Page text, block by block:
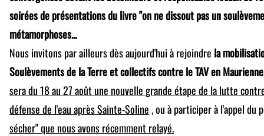
soirées de présentations du livre "on ne dissout pas un
métamorphoses...
Nous invitons par ailleurs dès aujourd'hui à rejoindre la
Soulèvements de la Terre et collectifs contre le TAV en
sera du 18 au 27 août une nouvelle grande étape de la lutte
défense de l'eau après Sainte-Soline, ou à participer à l'appel du
sécher" que nous avons récemment relayé.